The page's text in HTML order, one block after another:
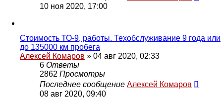
10 ноя 2020, 17:00
Стоимость ТО-9, работы. Техобслуживание 9 года или
до 135000 км пробега
Алексей Комаров » 04 авг 2020, 02:33
6 Ответы
2862 Просмотры
Последнее сообщение Алексей Комаров
08 авг 2020, 09:40